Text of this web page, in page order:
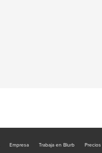
Empresa Trabaja en Blurb Precios